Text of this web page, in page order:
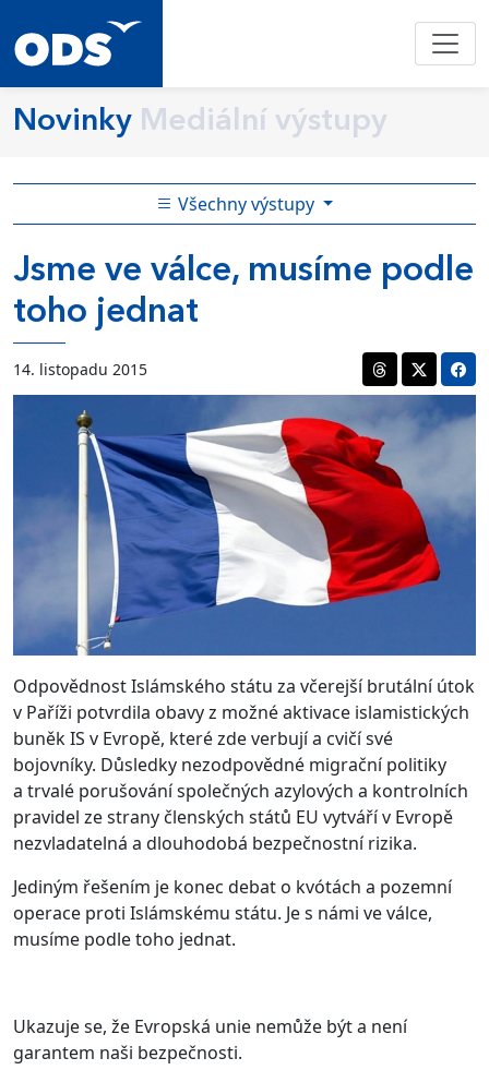
Novinky Mediální výstupy
Všechny výstupy
Jsme ve válce, musíme podle
toho jednat
14. listopadu 2015
Odpovědnost Islámského státu za včerejší brutální útok
v Paříži potvrdila obavy z možné aktivace islamistických
buněk IS v Evropě, které zde verbují a cvičí své
bojovníky. Důsledky nezodpovědné migrační politiky
a trvalé porušování společných azylových a kontrolních
pravidel ze strany členských států EU vytváří v Evropě
nezvladatelná a dlouhodobá bezpečnostní rizika.
Jediným řešením je konec debat o kvótách a pozemní
operace proti Islámskému státu. Je s námi ve válce,
musíme podle toho jednat.
Ukazuje se, že Evropská unie nemůže být a není
garantem naši bezpečnosti.